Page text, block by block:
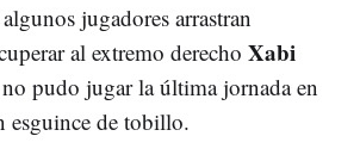
jugadores arrastran
al extremo derecho Xabi
pudo jugar la última jornada en
esguince de tobillo.